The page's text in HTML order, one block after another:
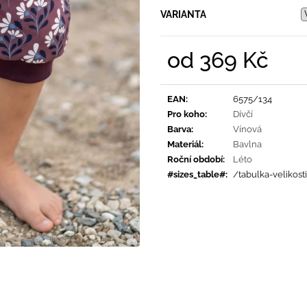
VARIANTA
od 369 Kč
EAN:
6575/134
Pro koho:
Dívčí
Barva:
Vínová
Materiál:
Bavlna
Roční období:
Léto
#sizes_table#: /tabulka-
Kč